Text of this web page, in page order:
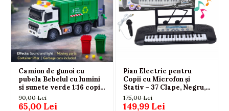
Camion de gunoi cu
pubela Bebelul cu lumini
si sunete verde 1:16 copii
3 ani+
90,00 Lei
65,00 Lei
Pian Electric pentru
Copii cu Microfon și
Stativ – 37 Clape, Negru,
3 ani+
175,00 Lei
149,99 Lei